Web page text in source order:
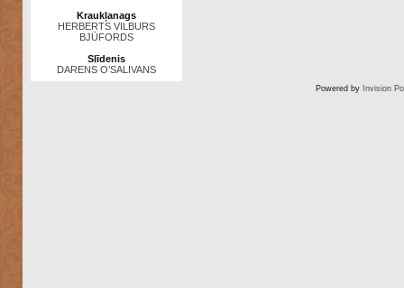
Kraukļanags
HERBERTS VILBURS
BJŪFORDS
Slīdenis
DARENS O’SALIVANS
Powered by Invision